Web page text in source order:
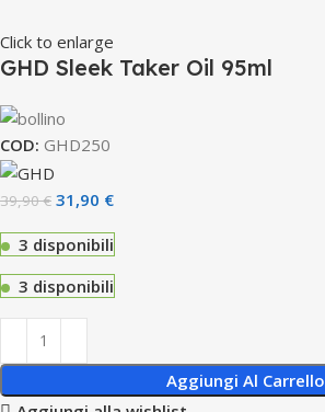
Click to enlarge
GHD Sleek Taker Oil 95ml
COD: GHD250
39,90€ 31,90 €
3 disponibili
3 disponibili
Aggiungi Al Carrello